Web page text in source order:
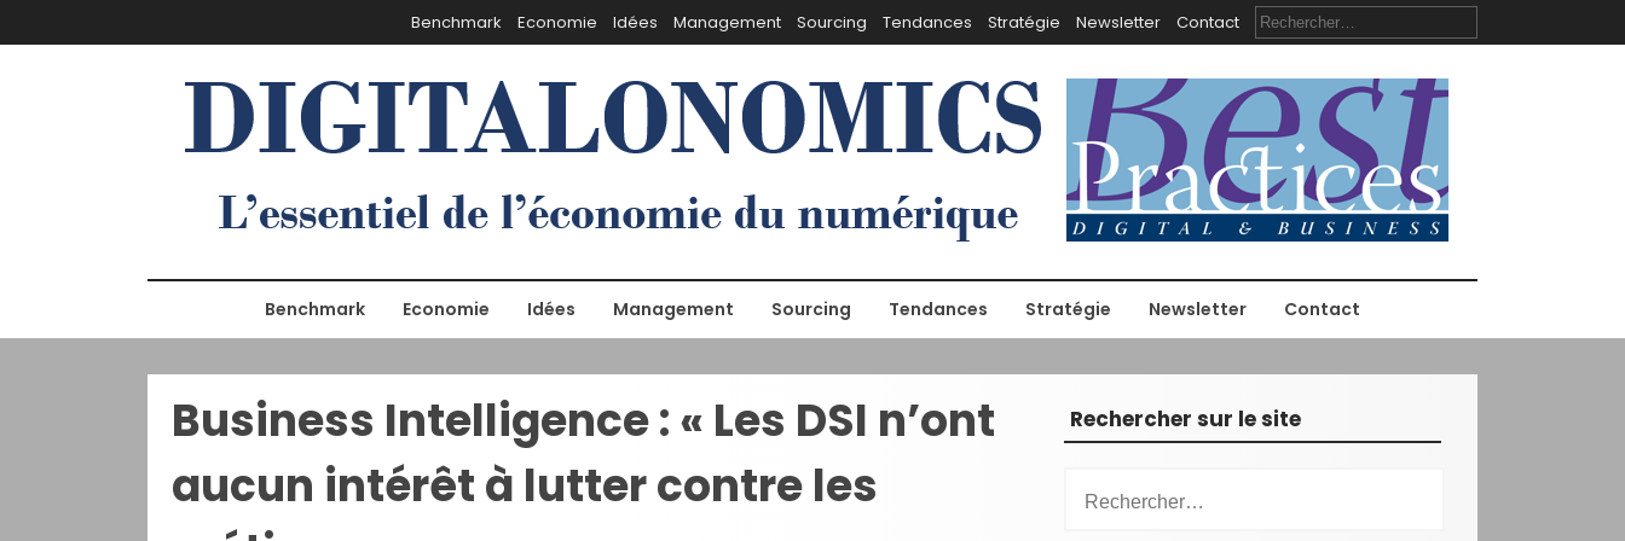
k
n
Benchmark Economie Idées Management Sourcing Tendances Stratégie Newsletter Contact
R
e
h
r
c
h
e
Benchmark Economie Idées Management Sourcing Tendances Stratégie Newsletter Contact
Business Intelligence : « Les DSI n’ont
aucun intérêt à lutter contre les
Rechercher sur le site